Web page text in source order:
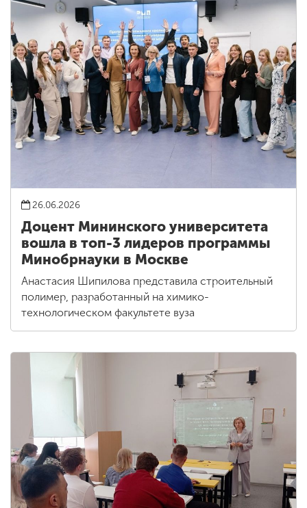
26.06.2026
Доцент Мининского университета
вошла в топ-3 лидеров программы
Минобрнауки в Москве
Анастасия Шипилова представила строительный
полимер, разработанный на химико-
технологическом факультете вуза